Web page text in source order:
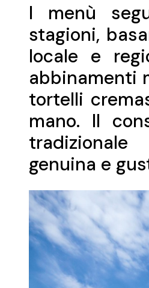
I menù
stagioni,
locale e
abbinamenti
tortelli
mano. Il
genuina e